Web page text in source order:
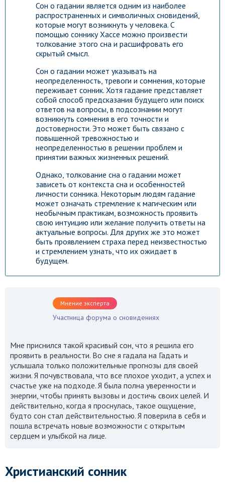
Сон о гадании является одним из наиболее
распространенных и символичных сновидений,
которые могут возникнуть у человека. С
помощью соннику Хассе можно произвести
толкование этого сна и расшифровать его
скрытый смысл.
Сон о гадании может указывать на
неопределенность, тревоги и сомнения, которые
переживает сонник. Хотя гадание представляет
собой способ предсказания будущего или поиск
ответов на вопросы, в подсознании могут
возникнуть сомнения в его точности и
достоверности. Это может быть связано с
повышенной тревожностью и
неопределенностью в решении проблем и
принятии важных жизненных решений.
Однако, толкование сна о гадании может
зависеть от контекста сна и особенностей
личности сонника. Некоторым людям гадание
может означать стремление к магическим или
необычным практикам, возможность проявить
свою интуицию или желание получить ответы на
актуальные вопросы. Для других же это может
быть проявлением страха перед неизвестностью
и стремлением узнать, что их ожидает в
будущем.
Мнение эксперта
Участница форума о сновидениях
Мне приснился такой красивый сон, что я решила его
проявить в реальности. Во сне я гадала на Гадать и
услышала только положительные прогнозы для своей
жизни. Я почувствовала, что все плохое уходит, а успех и
счастье уже на подходе. Я была полна уверенности и
энергии, чтобы принять вызовы и достичь своих целей. И
действительно, когда я проснулась, такое ощущение,
будто сон стал действительностью. Я поверила в себя и
пошла встречать новые возможности с открытым
сердцем и улыбкой на лице.
Христианский сонник